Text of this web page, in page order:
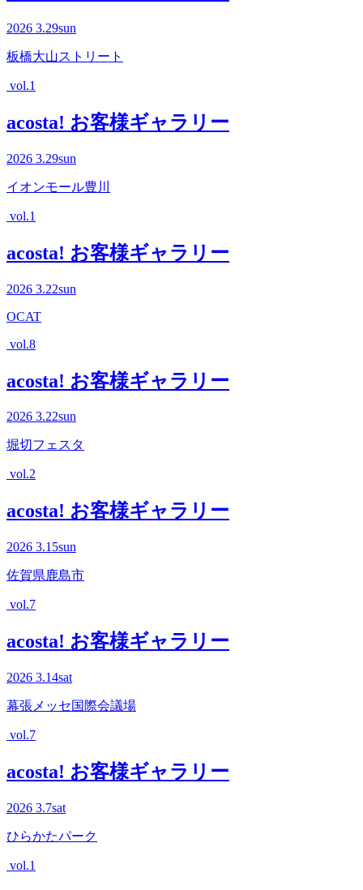
2026 3.29sun
板橋大山ストリート
vol.1
acosta! お客様ギャラリー
2026 3.29sun
イオンモール豊川
vol.1
acosta! お客様ギャラリー
2026 3.22sun
OCAT
vol.8
acosta! お客様ギャラリー
2026 3.22sun
堀切フェスタ
vol.2
acosta! お客様ギャラリー
2026 3.15sun
佐賀県鹿島市
vol.7
acosta! お客様ギャラリー
2026 3.14sat
幕張メッセ国際会議場
vol.7
acosta! お客様ギャラリー
2026 3.7sat
ひらかたパーク
vol.1